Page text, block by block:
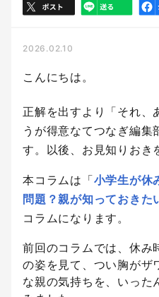
2026.02.10
こんにちは。
正解を出すより「それ、
うが得意なてつなぎ編集
す。以後、お見知りおき
本コラムは「小学生が休
問題？親が知っておきた
コラムになります。
前回のコラムでは、休み
の姿を見て、つい胸がザ
な親の気持ちを、いった